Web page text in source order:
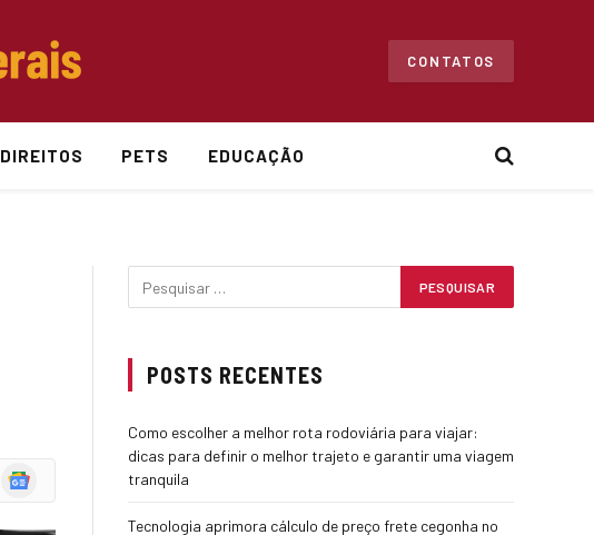
CONTATOS
DIREITOS PETS EDUCAÇÃO
Google
POSTS RECENTES
Como escolher a melhor rota rodoviária para viajar:
dicas para definir o melhor trajeto e garantir uma viagem
tranquila
Tecnologia aprimora cálculo de preço frete cegonha no